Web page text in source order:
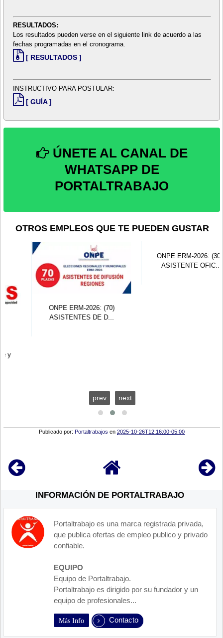
RESULTADOS:
Los resultados pueden verse en el siguiente link de acuerdo a las
fechas programadas en el cronograma.
[ RESULTADOS ]
INSTRUCTIVO PARA POSTULAR:
[ GUÍA ]
ÚNETE AL CANAL DE
WHATSAPP DE
PORTALTRABAJO
OTROS EMPLEOS QUE TE PUEDEN GUSTAR
ONPE ERM-2026: (70)
ASISTENTES DE D...
prev next
Publicado por:Portaltrabajos en2025-10-26T12:16:00-05:00
INFORMACIÓN DE PORTALTRABAJO
Portaltrabajo es una marca registrada privada,
que publica ofertas de empleo publico y privado
confiable.
EQUIPO
Equipo de Portaltrabajo.
Portaltrabajo es dirigido por su fundador y un
equipo de profesionales...
Más Info Contacto